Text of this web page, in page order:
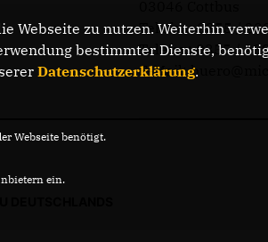
Telefon: 0355 /
Telefax: 0355 /
E-Mail:
Webseite zu nutzen. Weiterhin
bestimmter Dienste,
Datenschutzerklärung.
Webseite benötigt.
ein.